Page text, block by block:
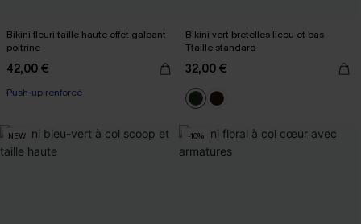
Bikini fleuri taille haute effet galbant
poitrine
42,00 €
Push-up renforcé
Bikini vert bretelles licou et bas
Ttaille standard
32,00 €
NEW -10%